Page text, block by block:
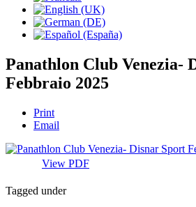
Panathlon Club Venezia-
Febbraio 2025
Print
Email
View PDF
Tagged under